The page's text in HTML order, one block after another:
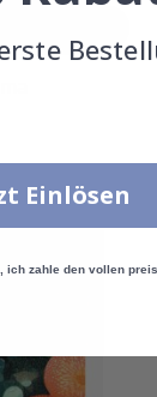
Einlösen
ich zahle den vollen preis